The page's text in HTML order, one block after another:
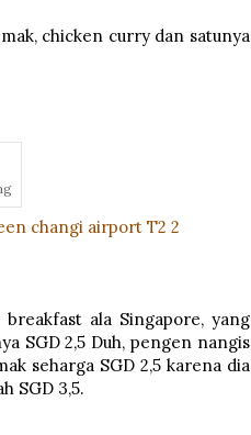
chicken curry dan satunya
ala Singapore, yang
SGD 2,5 Duh, pengen nangis
seharga SGD 2,5 karena dia
SGD 3,5.